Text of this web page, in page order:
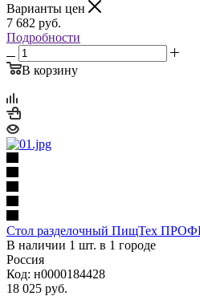
Варианты цен
7 682 руб.
Подробности
В корзину
Стол разделочный ПищТех
В наличии 1 шт. в 1 городе
Россия
Код: н0000184428
18 025 руб.